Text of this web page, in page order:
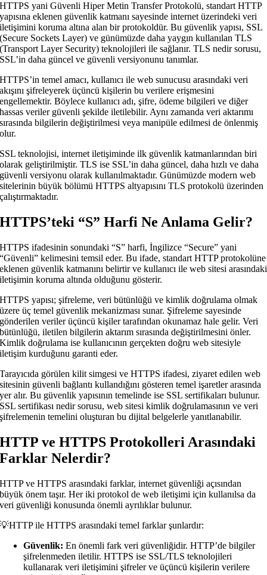
HTTPS yani Güvenli Hiper Metin Transfer Protokolü, standart HTTP
yapısına eklenen güvenlik katmanı sayesinde internet üzerindeki veri
iletişimini koruma altına alan bir protokoldür. Bu güvenlik yapısı, SSL
(Secure Sockets Layer) ve günümüzde daha yaygın kullanılan TLS
(Transport Layer Security) teknolojileri ile sağlanır. TLS nedir sorusu,
SSL’in daha güncel ve güvenli versiyonunu tanımlar.
HTTPS’in temel amacı, kullanıcı ile web sunucusu arasındaki veri
akışını şifreleyerek üçüncü kişilerin bu verilere erişmesini
engellemektir. Böylece kullanıcı adı, şifre, ödeme bilgileri ve diğer
hassas veriler güvenli şekilde iletilebilir. Aynı zamanda veri aktarımı
sırasında bilgilerin değiştirilmesi veya manipüle edilmesi de önlenmiş
olur.
SSL teknolojisi, internet iletişiminde ilk güvenlik katmanlarından biri
olarak geliştirilmiştir. TLS ise SSL’in daha güncel, daha hızlı ve daha
güvenli versiyonu olarak kullanılmaktadır. Günümüzde modern web
sitelerinin büyük bölümü HTTPS altyapısını TLS protokolü üzerinden
çalıştırmaktadır.
HTTPS’teki “S” Harfi Ne Anlama Gelir?
HTTPS ifadesinin sonundaki “S” harfi, İngilizce “Secure” yani
“Güvenli” kelimesini temsil eder. Bu ifade, standart HTTP protokolüne
eklenen güvenlik katmanını belirtir ve kullanıcı ile web sitesi arasındaki
iletişimin koruma altında olduğunu gösterir.
HTTPS yapısı; şifreleme, veri bütünlüğü ve kimlik doğrulama olmak
üzere üç temel güvenlik mekanizması sunar. Şifreleme sayesinde
gönderilen veriler üçüncü kişiler tarafından okunamaz hale gelir. Veri
bütünlüğü, iletilen bilgilerin aktarım sırasında değiştirilmesini önler.
Kimlik doğrulama ise kullanıcının gerçekten doğru web sitesiyle
iletişim kurduğunu garanti eder.
Tarayıcıda görülen kilit simgesi ve HTTPS ifadesi, ziyaret edilen web
sitesinin güvenli bağlantı kullandığını gösteren temel işaretler arasında
yer alır. Bu güvenlik yapısının temelinde ise SSL sertifikaları bulunur.
SSL sertifikası nedir sorusu, web sitesi kimlik doğrulamasının ve veri
şifrelemenin temelini oluşturan bu dijital belgelerle yanıtlanabilir.
HTTP ve HTTPS Protokolleri Arasındaki
Farklar Nelerdir?
HTTP ve HTTPS arasındaki farklar, internet güvenliği açısından
büyük önem taşır. Her iki protokol de web iletişimi için kullanılsa da
veri güvenliği konusunda önemli ayrılıklar bulunur.
💡HTTP ile HTTPS arasındaki temel farklar şunlardır:
Güvenlik: En önemli fark veri güvenliğidir. HTTP’de bilgiler
şifrelenmeden iletilir. HTTPS ise SSL/TLS teknolojileri
kullanarak veri iletişimini şifreler ve üçüncü kişilerin verilere